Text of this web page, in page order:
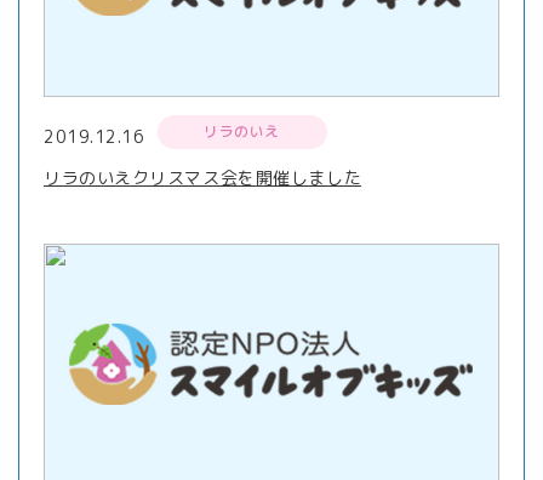
2019.12.16 リラのいえ
リラのいえクリスマス会を開催しました